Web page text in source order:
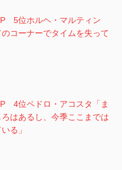
5位ホルヘ・マルティン
のコーナーでタイムを失って
4位ペドロ・アコスタ「ま
はあるし、今季ここまでは
る」